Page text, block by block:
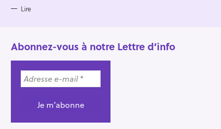
Lire
Abonnez-vous à notre Lettre d’info